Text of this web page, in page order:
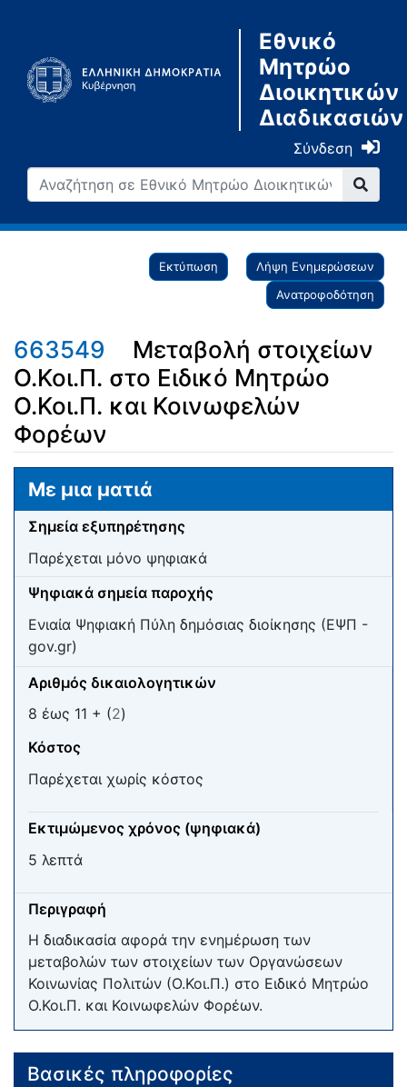
Εθνικό
Μητρώο
Διοικητικών
Διαδικασιών
Σύνδεση
Εκτύπωση
Λήψη Ενημερώσεων
Ανατροφοδότηση
663549
Μεταβολή στοιχείων
Ο.Κοι.Π. στο Ειδικό Μητρώο
Ο.Κοι.Π. και Κοινωφελών
Φορέων
Μετάβαση σε: πλοήγηση
Με μια ματιά
Σημεία εξυπηρέτησης
Παρέχεται μόνο ψηφιακά
Ψηφιακά σημεία παροχής
Ενιαία Ψηφιακή Πύλη δημόσιας διοίκησης (ΕΨΠ -
gov.gr)
Αριθμός δικαιολογητικών
8 έως 11 + (2)
Κόστος
Παρέχεται χωρίς κόστος
Εκτιμώμενος χρόνος (ψηφιακά)
5 λεπτά
Περιγραφή
Η διαδικασία αφορά την ενημέρωση των
μεταβολών των στοιχείων των Οργανώσεων
Κοινωνίας Πολιτών (Ο.Κοι.Π.) στο Ειδικό Μητρώο
Ο.Κοι.Π. και Κοινωφελών Φορέων.
Βασικές πληροφορίες